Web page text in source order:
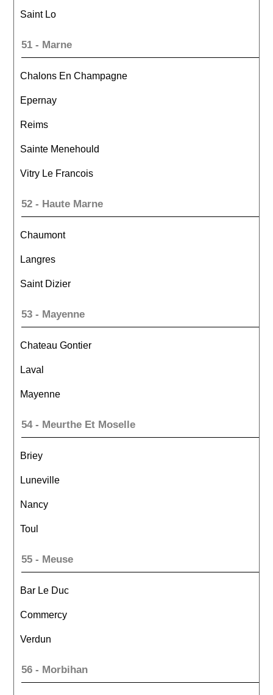
Saint Lo
51 - Marne
Chalons En Champagne
Epernay
Reims
Sainte Menehould
Vitry Le Francois
52 - Haute Marne
Chaumont
Langres
Saint Dizier
53 - Mayenne
Chateau Gontier
Laval
Mayenne
54 - Meurthe Et Moselle
Briey
Luneville
Nancy
Toul
55 - Meuse
Bar Le Duc
Commercy
Verdun
56 - Morbihan